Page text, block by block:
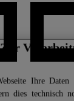
Ihre Daten
dies technisch